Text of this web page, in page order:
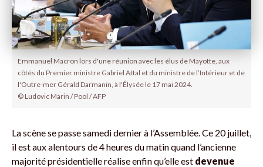
Emmanuel Macron lors d'une réunion avec les élus de Mayotte, aux
côtés du Premier ministre Gabriel Attal et du ministre de l’Intérieur et de
l'Outre-mer Gérald Darmanin, à l'Élysée le 17 mai 2024.
© Ludovic Marin / Pool / AFP
La scène se passe samedi dernier à l’Assemblée. Ce 20 juillet,
il est aux alentours de 4 heures du matin quand l’ancienne
majorité présidentielle réalise enfin qu’elle est devenue